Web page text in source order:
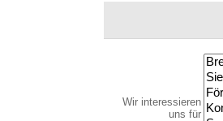
Wir interessieren
uns für